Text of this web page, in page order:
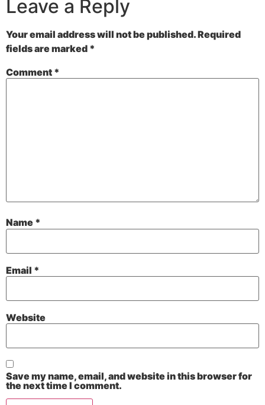
Leave a Reply
Your email address will not be published.Required
fields are marked *
Comment *
Name *
Email *
Website
Save my name, email, and website in this browser for
the next time I comment.